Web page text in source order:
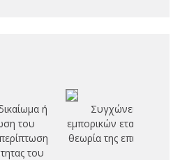
ή
του
του
Συγχώνευση
εμπορικών εταιριών και
θεωρία της επιχείρισης